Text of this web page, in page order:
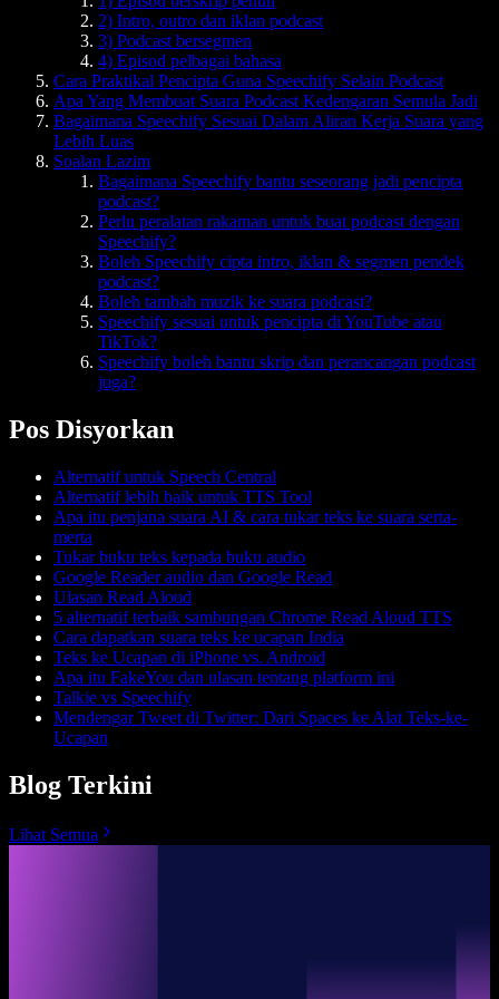
2) Intro, outro dan iklan podcast
3) Podcast bersegmen
4) Episod pelbagai bahasa
Cara Praktikal Pencipta Guna Speechify Selain Podcast
Apa Yang Membuat Suara Podcast Kedengaran Semula Jadi
Bagaimana Speechify Sesuai Dalam Aliran Kerja Suara yang
Lebih Luas
Soalan Lazim
Bagaimana Speechify bantu seseorang jadi pencipta
podcast?
Perlu peralatan rakaman untuk buat podcast dengan
Speechify?
Boleh Speechify cipta intro, iklan & segmen pendek
podcast?
Boleh tambah muzik ke suara podcast?
Speechify sesuai untuk pencipta di YouTube atau
TikTok?
Speechify boleh bantu skrip dan perancangan podcast
juga?
Pos Disyorkan
Alternatif untuk Speech Central
Alternatif lebih baik untuk TTS Tool
Apa itu penjana suara AI & cara tukar teks ke suara serta-
merta
Tukar buku teks kepada buku audio
Google Reader audio dan Google Read
Ulasan Read Aloud
5 alternatif terbaik sambungan Chrome Read Aloud TTS
Cara dapatkan suara teks ke ucapan India
Teks ke Ucapan di iPhone vs. Android
Apa itu FakeYou dan ulasan tentang platform ini
Talkie vs Speechify
Mendengar Tweet di Twitter: Dari Spaces ke Alat Teks-ke-
Ucapan
Blog Terkini
Lihat Semua